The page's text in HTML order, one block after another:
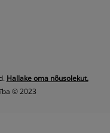
Hallake oma nõusolekut.
© 2023